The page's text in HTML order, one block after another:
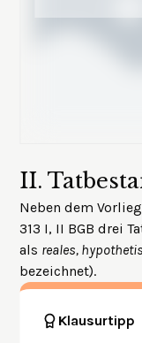
II.
Neben dem
313 I, II BGB drei
als reales,
bezeichnet).
Klausurtipp